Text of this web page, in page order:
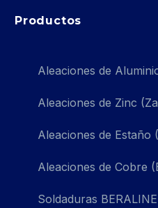
Productos
Aleaciones de
Aleaciones de Zinc
Aleaciones de Estaño
Aleaciones de Cobre
Soldaduras